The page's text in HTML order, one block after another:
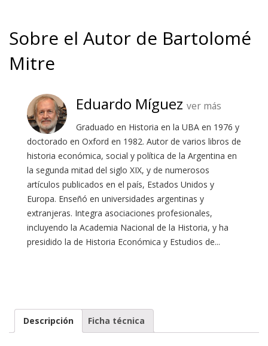
Sobre el Autor de Bartolomé
Mitre
Eduardo Míguez ver más
Graduado en Historia en la UBA en 1976 y
doctorado en Oxford en 1982. Autor de varios libros de
historia económica, social y política de la Argentina en
la segunda mitad del siglo XIX, y de numerosos
artículos publicados en el país, Estados Unidos y
Europa. Enseñó en universidades argentinas y
extranjeras. Integra asociaciones profesionales,
incluyendo la Academia Nacional de la Historia, y ha
presidido la de Historia Económica y Estudios de...
Descripción Ficha técnica